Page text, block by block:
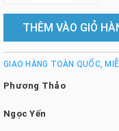
THÊM VÀO GIỎ
GIAO HÀNG TOÀN QUỐC,
Phương Thảo
Ngọc Yến